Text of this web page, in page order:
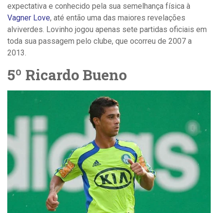
expectativa e conhecido pela sua semelhança física à
Vagner Love, até então uma das maiores revelações
alviverdes. Lovinho jogou apenas sete partidas oficiais em
toda sua passagem pelo clube, que ocorreu de 2007 a
2013.
5º Ricardo Bueno